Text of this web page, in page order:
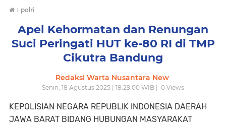
› polri
Apel Kehormatan dan Renungan
Suci Peringati HUT ke-80 RI di TMP
Cikutra Bandung
Redaksi Warta Nusantara New
Senin, 18 Agustus 2025 | 18.29.00 WIB | 0 Views
KEPOLISIAN NEGARA REPUBLIK INDONESIA DAERAH
JAWA BARAT BIDANG HUBUNGAN MASYARAKAT